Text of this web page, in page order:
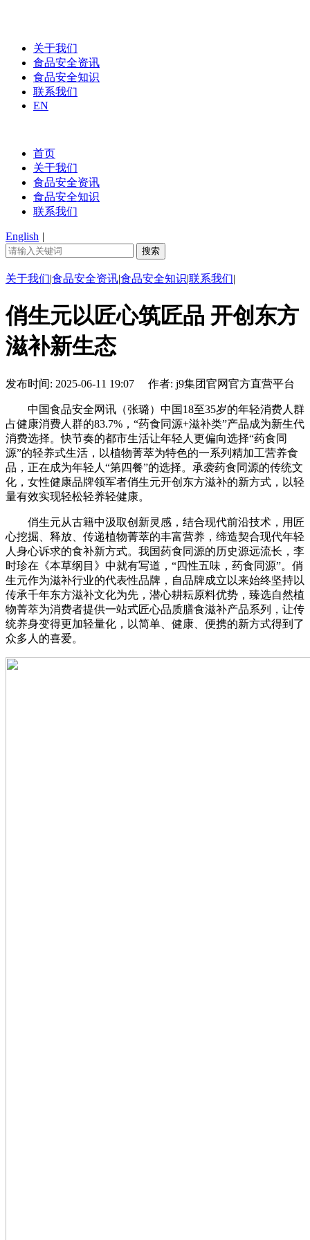
关于我们
食品安全资讯
食品安全知识
联系我们
EN
首页
关于我们
食品安全资讯
食品安全知识
联系我们
English |
关于我们|食品安全资讯|食品安全知识|联系我们|
俏生元以匠心筑匠品 开创东方
滋补新生态
发布时间: 2025-06-11 19:07 作者: j9集团官网官方直营平台
中国食品安全网讯（张璐）中国18至35岁的年轻消费人群
占健康消费人群的83.7%，“药食同源+滋补类”产品成为新生代
消费选择。快节奏的都市生活让年轻人更偏向选择“药食同
源”的轻养式生活，以植物菁萃为特色的一系列精加工营养食
品，正在成为年轻人“第四餐”的选择。承袭药食同源的传统文
化，女性健康品牌领军者俏生元开创东方滋补的新方式，以轻
量有效实现轻松轻养轻健康。
俏生元从古籍中汲取创新灵感，结合现代前沿技术，用匠
心挖掘、释放、传递植物菁萃的丰富营养，缔造契合现代年轻
人身心诉求的食补新方式。我国药食同源的历史源远流长，李
时珍在《本草纲目》中就有写道，“四性五味，药食同源”。俏
生元作为滋补行业的代表性品牌，自品牌成立以来始终坚持以
传承千年东方滋补文化为先，潜心耕耘原料优势，臻选自然植
物菁萃为消费者提供一站式匠心品质膳食滋补产品系列，让传
统养身变得更加轻量化，以简单、健康、便携的新方式得到了
众多人的喜爱。